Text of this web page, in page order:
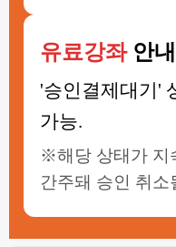
유료강좌안내
'승인결제대기'
가능.
※해당 상태가 지
간주돼 승인 취소